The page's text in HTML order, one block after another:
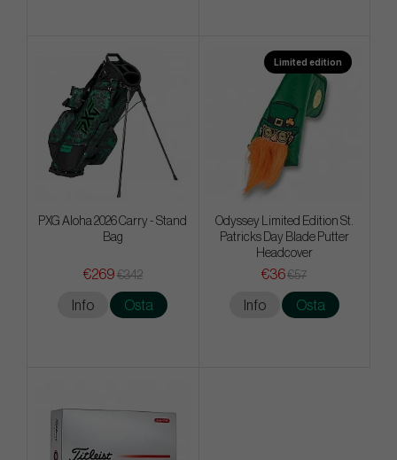
PXG Aloha 2026 Carry - Stand
Bag
€269 €342
Info Osta
Limited edition
Odyssey Limited Edition St.
Patricks Day Blade Putter
Headcover
€36€57
Info Osta